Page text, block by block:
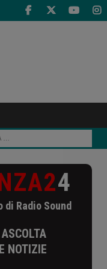
4
di Radio Sound
NOTIZIE